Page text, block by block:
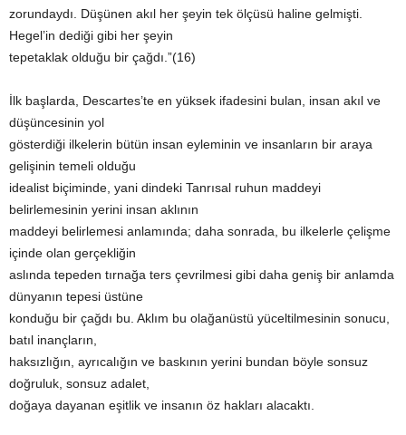
zorundaydı. Düşünen akıl her şeyin tek ölçüsü haline gelmişti.
Hegel’in dediği gibi her şeyin
tepetaklak olduğu bir çağdı.”(16)
İlk başlarda, Descartes’te en yüksek ifadesini bulan, insan akıl ve
düşüncesinin yol
gösterdiği ilkelerin bütün insan eyleminin ve insanların bir araya
gelişinin temeli olduğu
idealist biçiminde, yani dindeki Tanrısal ruhun maddeyi
belirlemesinin yerini insan aklının
maddeyi belirlemesi anlamında; daha sonrada, bu ilkelerle çelişme
içinde olan gerçekliğin
aslında tepeden tırnağa ters çevrilmesi gibi daha geniş bir anlamda
dünyanın tepesi üstüne
konduğu bir çağdı bu. Aklım bu olağanüstü yüceltilmesinin sonucu,
batıl inançların,
haksızlığın, ayrıcalığın ve baskının yerini bundan böyle sonsuz
doğruluk, sonsuz adalet,
doğaya dayanan eşitlik ve insanın öz hakları alacaktı.